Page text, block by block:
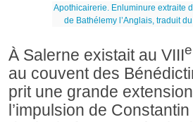
Apothicairerie. Enluminure extraite
de Bathélemy l’Anglais, traduit
À Salerne existait au VIIIe
au couvent des
prit une grande
l’impulsion de